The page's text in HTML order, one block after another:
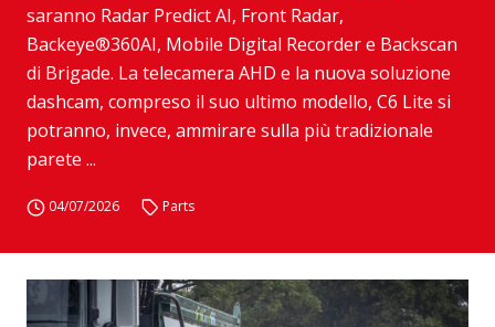
saranno Radar Predict AI, Front Radar,
Backeye®360AI, Mobile Digital Recorder e Backscan
di Brigade. La telecamera AHD e la nuova soluzione
dashcam, compreso il suo ultimo modello, C6 Lite si
potranno, invece, ammirare sulla più tradizionale
parete ...
04/07/2026 Parts